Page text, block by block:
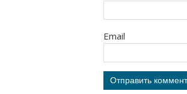
Email